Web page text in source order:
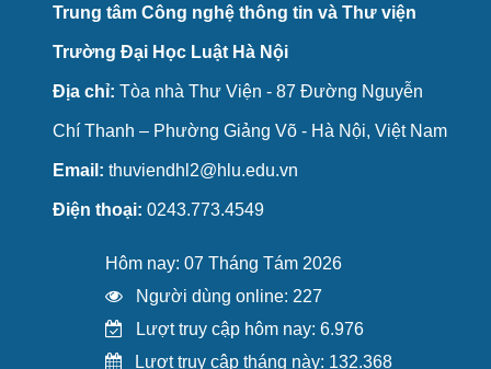
Trung tâm Công nghệ thông tin và Thư viện
Trường Đại Học Luật Hà Nội
Địa chỉ: Tòa nhà Thư Viện - 87 Đường Nguyễn
Chí Thanh – Phường Giảng Võ - Hà Nội, Việt Nam
Email: thuviendhl2@hlu.edu.vn
Điện thoại: 0243.773.4549
Hôm nay: 07 Tháng Tám 2026
Người dùng online: 227
Lượt truy cập hôm nay: 6.976
Lượt truy cập tháng này: 132.368